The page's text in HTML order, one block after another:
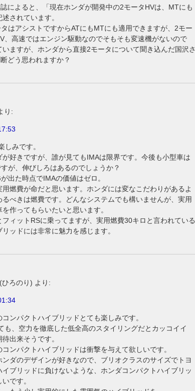
によると、「現在ホンダが開発中の2モータHVは、MTにも
されています。
はアシストですからATにもMTにも適用できますが、2モー
、高速ではエンジン駆動なのでそもそも変速機がないので
いますが、ホンダから直接2モータについて聞き込んだ国沢さ
どう思われますか？
り:
しみです。
好きですが、誰が見てもIMAは限界です。今後も小型車は
が、伸びしろはあるのでしょうか？
出た時点でIMAの価値はゼロ。
燃費が命だと思います。ホンダには変なこだわりがあるよ
るべきは燃費です。どんなシステムでも構いませんが、実用
作ってもらいたいと思います。
ィットRSに乗ってますが、実用燃費30キロと言われている
ッドには非常に魅力を感じます。
ひろのり) より:
ンパクトハイブリッドとても楽しみです。
も、空力を徹底した低全高のスタイリングだとカッコイイ
出来そうです。
ンパクトハイブリッドは衝撃を与えて欲しいです。
ダのデザインが好きなので、ブリオクラスのサイズでトヨ
イブリッドに負けないような、ホンダコンパクトハイブリッ
です。